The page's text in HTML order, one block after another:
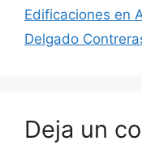
Edificaciones en
Delgado
Deja un